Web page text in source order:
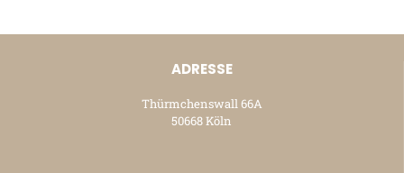
ADRESSE
Thürmchenswall 66A
50668 Köln